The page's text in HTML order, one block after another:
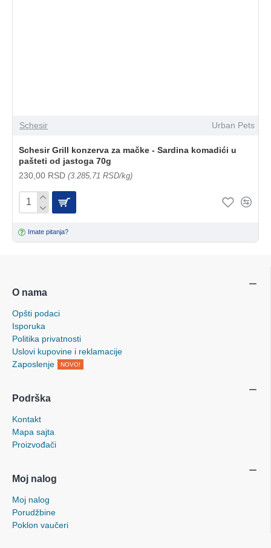
Schesir Urban Pets
Schesir Grill konzerva za mačke - Sardina komadići u
pašteti od jastoga 70g
230,00 RSD (3.285,71 RSD/kg)
Imate pitanja?
O nama
Opšti podaci
Isporuka
Politika privatnosti
Uslovi kupovine i reklamacije
Zaposlenje
NOVO!
Podrška
Kontakt
Mapa sajta
Proizvođači
Moj nalog
Moj nalog
Porudžbine
Poklon vaučeri